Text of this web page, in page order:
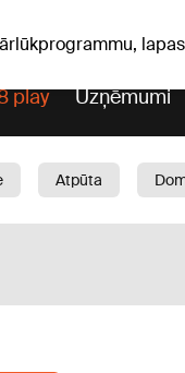
play Uzņēmumi
Atpūta